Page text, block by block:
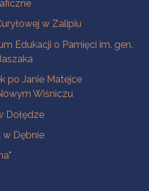
w Zalipiu
Edukacji o Pamięci im. gen.
po Janie Matejce
Wiśniczu
Dołędze
w Dębnie